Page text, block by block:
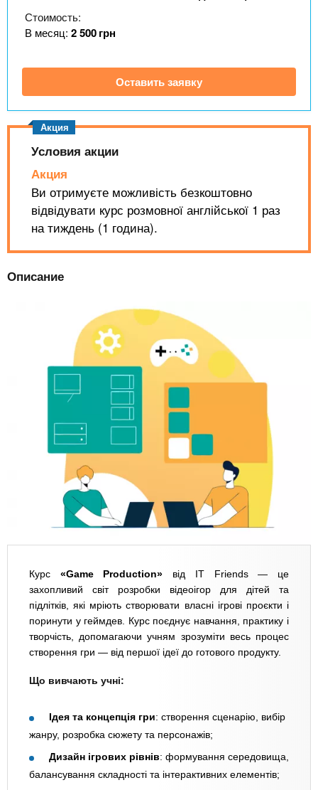
n
s
.
f
o
д
е
За рубежом
Стоимость:
В месяц: 2 500грн
Оставить заявку
Условия акции
Акция
Ви отримуєте можливість безкоштовно
відвідувати курс розмовної англійської 1 раз
на тиждень (1 година).
Описание
Курс «Game Production» від IT Friends — це
захопливий світ розробки відеоігор для дітей та
підлітків, які мріють створювати власні ігрові проєкти і
поринути у геймдев. Курс поєднує навчання, практику і
творчість, допомагаючи учням зрозуміти весь процес
створення гри — від першої ідеї до готового продукту.
Що вивчають учні:
Ідея та концепція гри: створення сценарію, вибір
жанру, розробка сюжету та персонажів;
Дизайн ігрових рівнів: формування середовища,
балансування складності та інтерактивних елементів;